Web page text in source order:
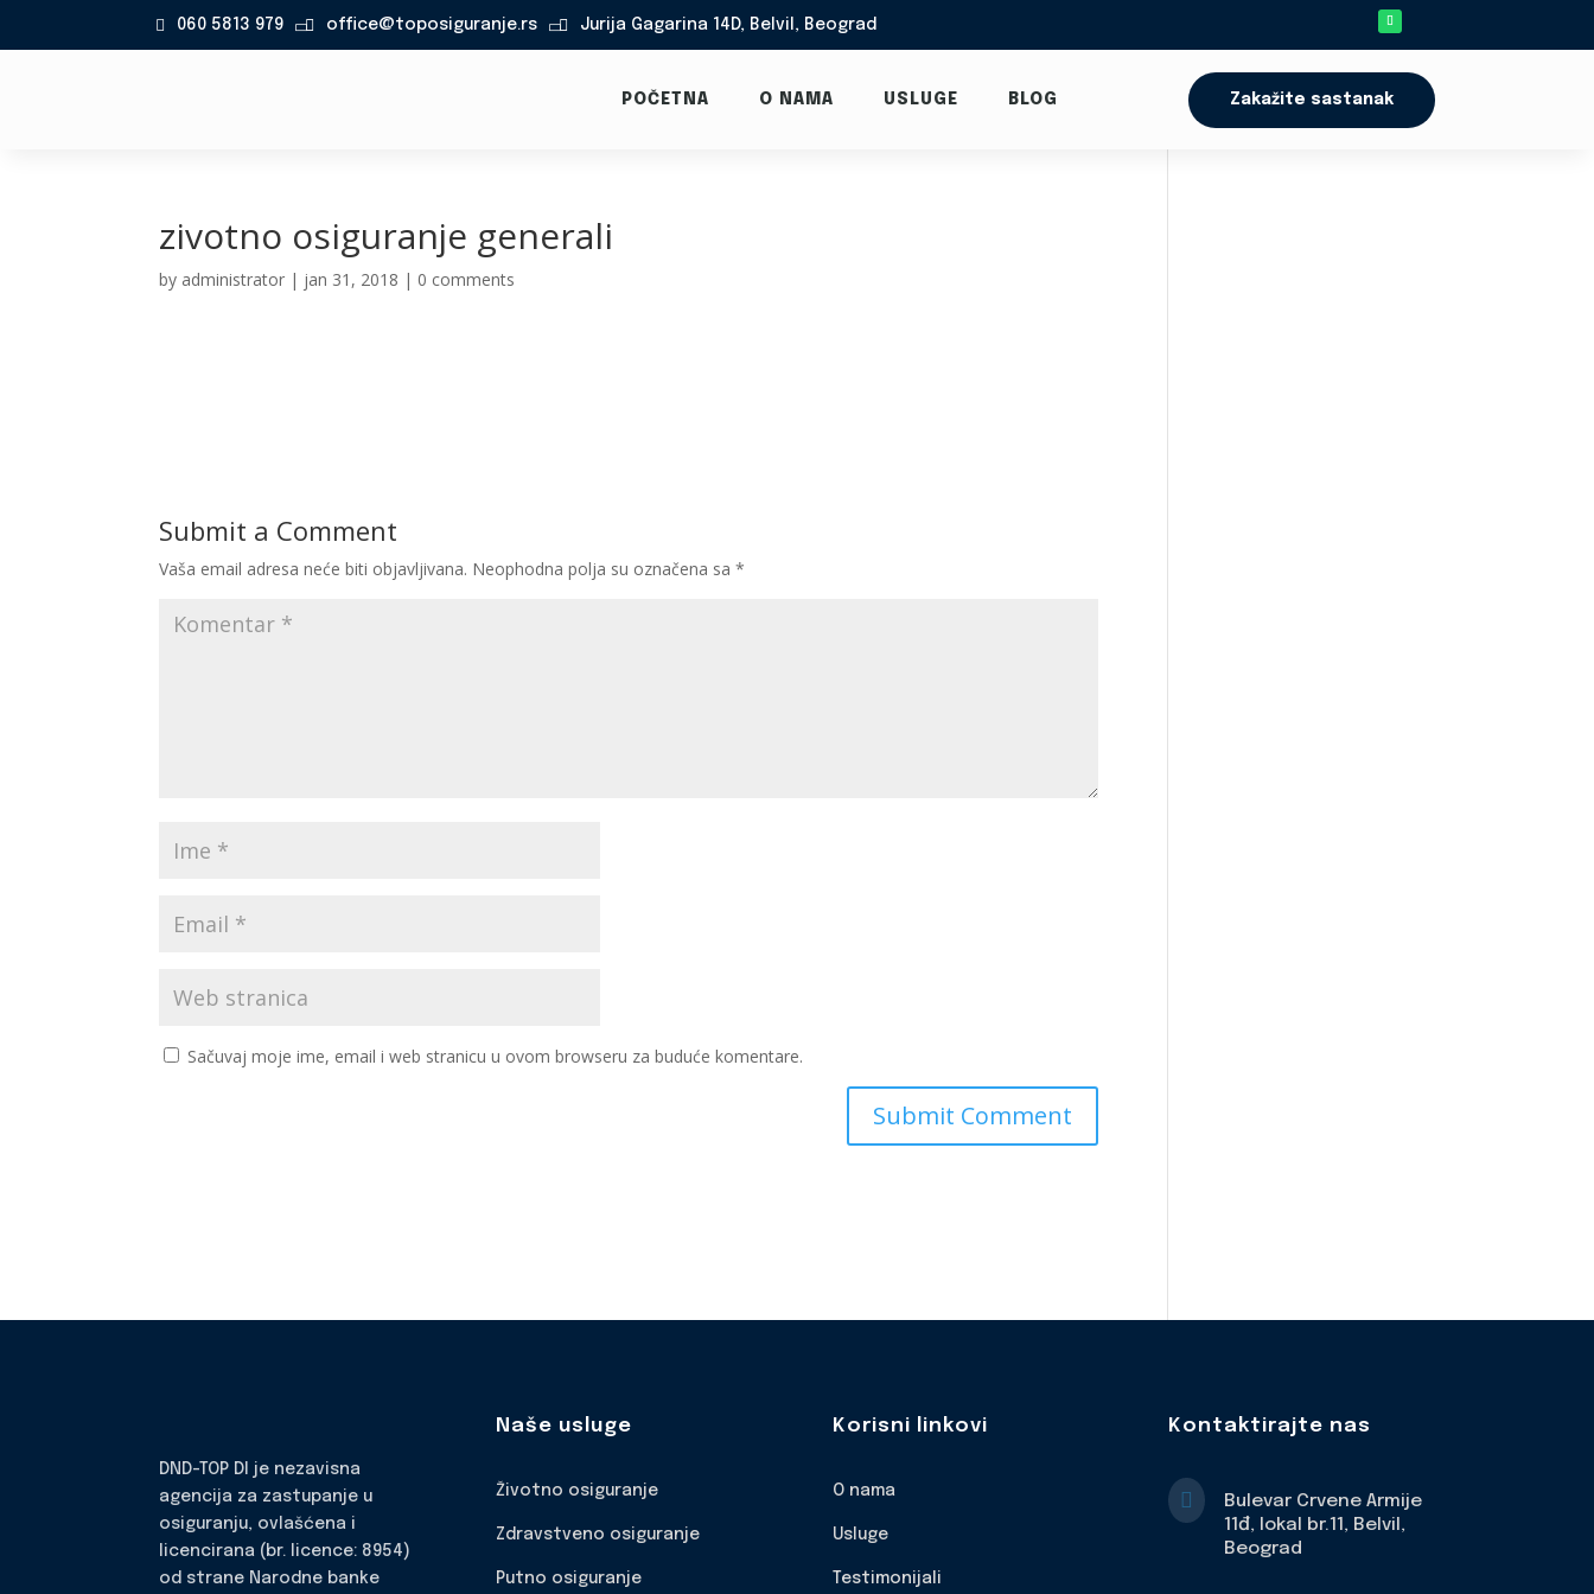
060 5813 979  office@toposiguranje.rs  Jurija Gagarina 14D, Belvil, Beograd
POČETNA O NAMA USLUGE BLOG Zakažite sastanak
zivotno osiguranje generali
by administrator | jan 31, 2018 | 0 comments
Submit a Comment
Vaša email adresa neće biti objavljivana. Neophodna polja su označena sa*
Sačuvaj moje ime, email i web stranicu u ovom browseru za buduće komentare.
DND-TOP DI je nezavisna
agencija za zastupanje u
osiguranju, ovlašćena i
licencirana (br. licence: 8954)
od strane Narodne banke
Naše usluge
Životno osiguranje
Zdravstveno osiguranje
Putno osiguranje
Korisni linkovi
O nama
Usluge
Testimonijali
Kontaktirajte nas

Bulevar Crvene Armije
11đ, lokal br.11, Belvil,
Beograd